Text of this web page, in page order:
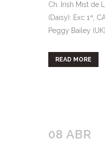
Ch. Irish Mist de
(Daisy): Exc 1ª,
Peggy Bailey
READ MORE
08 ABR